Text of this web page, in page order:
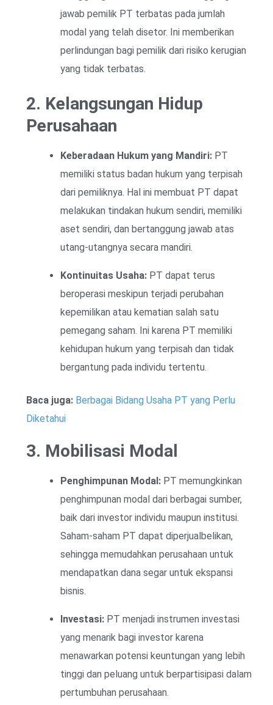
jawab pemilik PT terbatas pada jumlah
modal yang telah disetor. Ini memberikan
perlindungan bagi pemilik dari risiko kerugian
yang tidak terbatas.
2. Kelangsungan Hidup
Perusahaan
Keberadaan Hukum yang Mandiri: PT
memiliki status badan hukum yang terpisah
dari pemiliknya. Hal ini membuat PT dapat
melakukan tindakan hukum sendiri, memiliki
aset sendiri, dan bertanggung jawab atas
utang-utangnya secara mandiri.
Kontinuitas Usaha: PT dapat terus
beroperasi meskipun terjadi perubahan
kepemilikan atau kematian salah satu
pemegang saham. Ini karena PT memiliki
kehidupan hukum yang terpisah dan tidak
bergantung pada individu tertentu.
Baca juga: Berbagai Bidang Usaha PT yang Perlu
Diketahui
3. Mobilisasi Modal
Penghimpunan Modal: PT memungkinkan
penghimpunan modal dari berbagai sumber,
baik dari investor individu maupun institusi.
Saham-saham PT dapat diperjualbelikan,
sehingga memudahkan perusahaan untuk
mendapatkan dana segar untuk ekspansi
bisnis.
Investasi: PT menjadi instrumen investasi
yang menarik bagi investor karena
menawarkan potensi keuntungan yang lebih
tinggi dan peluang untuk berpartisipasi dalam
pertumbuhan perusahaan.